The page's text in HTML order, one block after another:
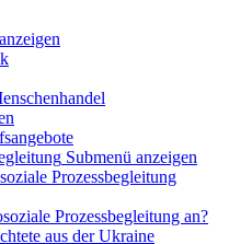
Submenü anzeigen
Prozessbegleitung
Prozessbegleitung an?
aus der Ukraine